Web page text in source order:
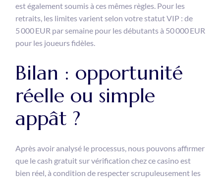
est également soumis à ces mêmes règles. Pour les
retraits, les limites varient selon votre statut VIP : de
5 000 EUR par semaine pour les débutants à 50 000 EUR
pour les joueurs fidèles.
Bilan : opportunité
réelle ou simple
appât ?
Après avoir analysé le processus, nous pouvons affirmer
que le cash gratuit sur vérification chez ce casino est
bien réel, à condition de respecter scrupuleusement les